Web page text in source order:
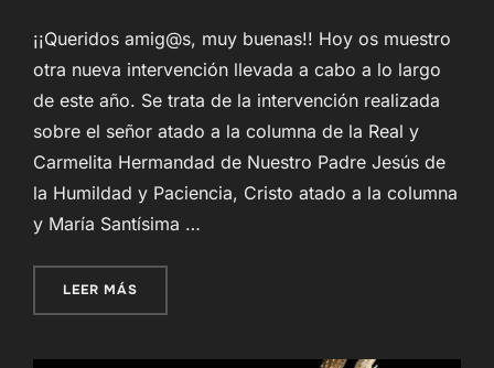
¡¡Queridos amig@s, muy buenas!! Hoy os muestro
otra nueva intervención llevada a cabo a lo largo
de este año. Se trata de la intervención realizada
sobre el señor atado a la columna de la Real y
Carmelita Hermandad de Nuestro Padre Jesús de
la Humildad y Paciencia, Cristo atado a la columna
y María Santísima …
LEER MÁS